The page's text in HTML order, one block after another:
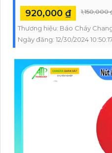
920,000 ₫ 1,150,000
Thương hiệu: Báo Cháy
Ngày đăng: 12/30/2024